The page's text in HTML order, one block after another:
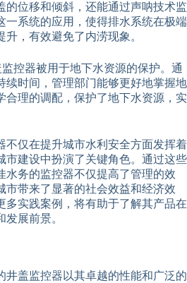
的位移和倾斜，还能通过声呐技术监
一系统的应用，使得排水系统在极端
，有效避免了内涝现象。
控器被用于地下水资源的保护。通
续时间，管理部门能够更好地掌握地
合理的调配，保护了地下水资源，实
不仅在提升城市水利安全方面发挥着
市建设中扮演了关键角色。通过这些
水务的监控器不仅提高了管理的效
市带来了显著的社会效益和经济效
多实践案例，将有助于了解其产品在
展前景。
井盖监控器以其卓越的性能和广泛的